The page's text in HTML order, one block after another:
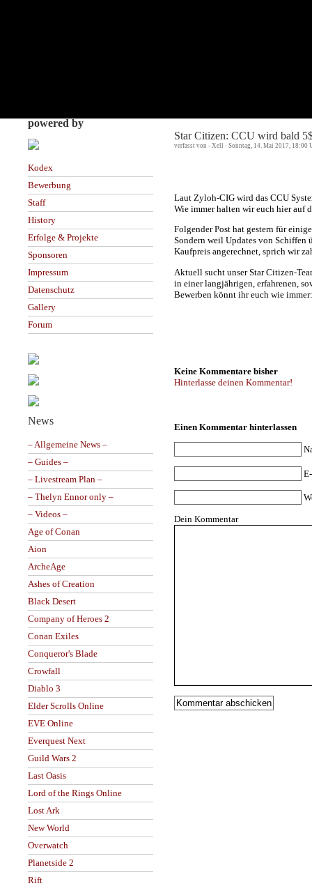
powered by
Kodex
Bewerbung
Staff
History
Erfolge & Projekte
Sponsoren
Impressum
Datenschutz
Gallery
Forum
News
– Allgemeine News –
– Guides –
– Livestream Plan –
– Thelyn Ennor only –
– Videos –
Age of Conan
Aion
ArcheAge
Ashes of Creation
Black Desert
Company of Heroes 2
Conan Exiles
Conqueror's Blade
Crowfall
Diablo 3
Elder Scrolls Online
EVE Online
Everquest Next
Guild Wars 2
Last Oasis
Lord of the Rings Online
Lost Ark
New World
Overwatch
Planetside 2
Rift
Star Citizen: CCU wird bald
verfasst von - Xell · Sonntag, 14. Mai 2017, 18:00
Laut Zyloh-CIG wird das CCU
Wie immer halten wir euch hier auf
Folgender Post hat gestern für
Sondern weil Updates von Schiffen
Kaufpreis angerechnet, sprich wir
Aktuell sucht unser Star Citizen-
in einer langjährigen, erfahrenen,
Bewerben könnt ihr euch wie
Keine Kommentare bisher
Hinterlasse deinen Kommentar!
Einen Kommentar hinterlassen
Dein Kommentar